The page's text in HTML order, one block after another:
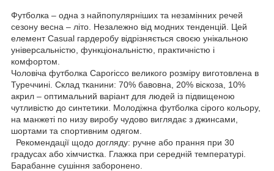
Футболка – одна з найпопулярніших та незамінних речей
сезону весна – літо. Незалежно від модних тенденцій. Цей
елемент Casual гардеробу відрізняється своєю унікальною
універсальністю, функціональністю, практичністю і
комфортом.
Чоловіча футболка Caporicco великого розміру виготовлена в
Туреччині. Склад тканини: 70% бавовна, 20% віскоза, 10%
акрил – оптимальний варіант для людей із підвищеною
чутливістю до синтетики. Молодіжна футболка сірого кольору,
на манжеті по низу виробу чудово виглядає з джинсами,
шортами та спортивним одягом.
Рекомендації щодо догляду: ручне або прання при 30
градусах або хімчистка. Глажка при середній температурі.
Барабанне сушіння заборонено.